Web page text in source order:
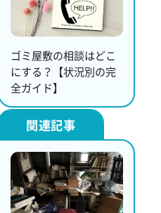
ゴミ屋敷の相談はどこ
にする？【状況別の完
全ガイド】